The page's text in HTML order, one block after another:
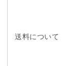
送料について